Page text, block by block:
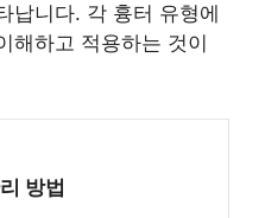
납니다. 각 흉터 유형에
해하고 적용하는 것이
방법